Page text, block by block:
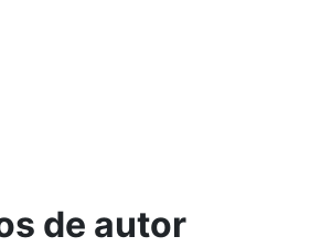
de autor